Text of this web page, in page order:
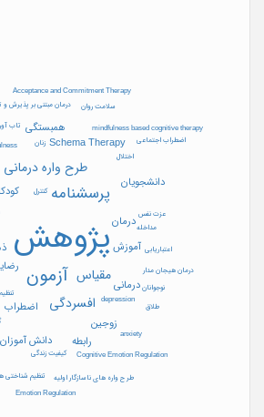
مشهد، دانشگاه فردوسی
علوم تربیت و روان
صندوق پستی
1518
مشهد (ایران)
1392/02/09
پژوهش
آزمون
پرسشنامه
افسردگی
طرح واره درمانی
مقیاس
درمان
Schema Therapy
اضطراب
آموزش
درمانی
زوجین
همبستگی
رابطه دانش آموزان
دانشجویان
depression
درمان مبتنی بر پذیرش و
کیفیت زندگی
کنترل
اختلال
Acceptance and Commitment Therapy
عزت نفس
مداخله
زنان
سلامت روان
درمان هیجان مدار
تاب
تنظیم شناختی
anxiety
Cognitive Emotion Regulation
Emotion Regulation
mindfulness based cognitive therapy
اضطراب اجتماعی
اعتباریابی
طرح واره های ناسازگار اولیه
طلاق
نوجوانان